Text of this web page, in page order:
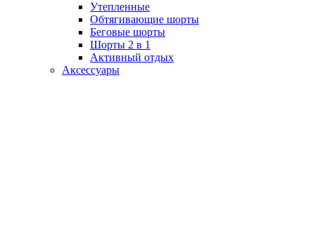
Утепленные
Обтягивающие шорты
Беговые шорты
Шорты 2 в 1
Активный отдых
Аксессуары